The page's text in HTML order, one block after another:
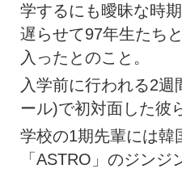
学するにも曖昧な時
遅らせて97年生たち
入ったとのこと。
入学前に行われる2週
ール)で初対面した彼
学校の1期先輩には韓
「ASTRO」のジン